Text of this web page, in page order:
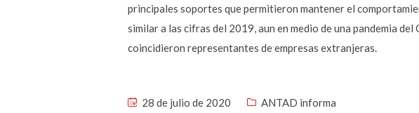
principales soportes que permitieron mantener el
similar a las cifras del 2019, aun en medio de una pandemia
coincidieron representantes de empresas extranjeras.
28 de julio de 2020 ANTAD informa